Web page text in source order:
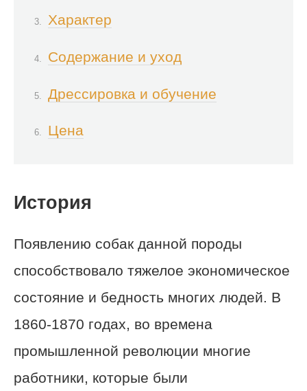
Характер
Содержание и уход
Дрессировка и обучение
Цена
История
Появлению собак данной породы
способствовало тяжелое экономическое
состояние и бедность многих людей. В
1860-1870 годах, во времена
промышленной революции многие
работники, которые были